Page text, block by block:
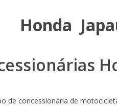
Honda
de concessionária de